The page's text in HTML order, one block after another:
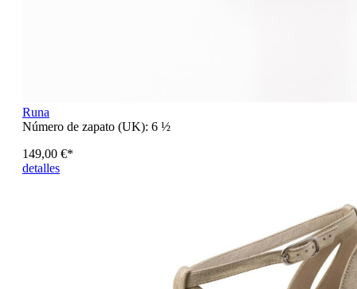
Runa
Número de zapato (UK): 6 ½
149,00 €*
detalles